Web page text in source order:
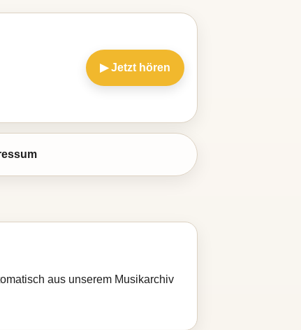
▶ Jetzt hören
aus unserem Musikarchiv